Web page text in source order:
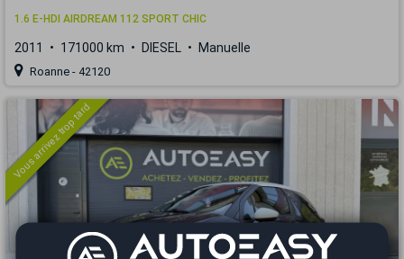
1.6 E-HDI AIRDREAM 112 SPORT CHIC
2011 171000 km DIESEL Manuelle
Roanne - 42120
Vous arrivez trop tard